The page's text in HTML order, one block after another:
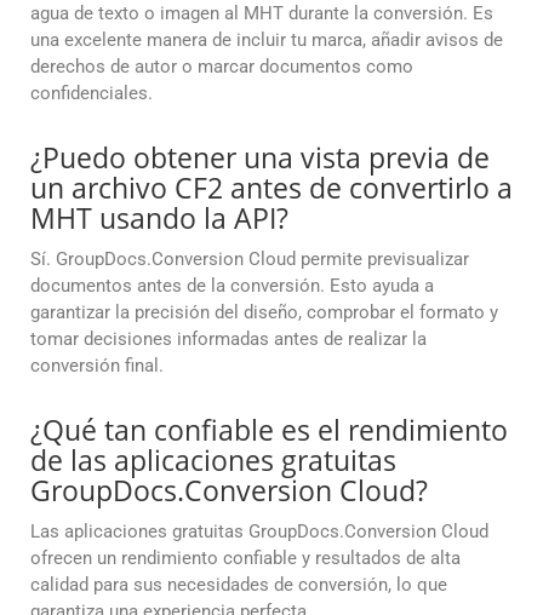
agua de texto o imagen al MHT durante la conversión. Es
una excelente manera de incluir tu marca, añadir avisos de
derechos de autor o marcar documentos como
confidenciales.
¿Puedo obtener una vista previa de
un archivo CF2 antes de convertirlo a
MHT usando la API?
Sí. GroupDocs.Conversion Cloud permite previsualizar
documentos antes de la conversión. Esto ayuda a
garantizar la precisión del diseño, comprobar el formato y
tomar decisiones informadas antes de realizar la
conversión final.
¿Qué tan confiable es el rendimiento
de las aplicaciones gratuitas
GroupDocs.Conversion Cloud?
Las aplicaciones gratuitas GroupDocs.Conversion Cloud
ofrecen un rendimiento confiable y resultados de alta
calidad para sus necesidades de conversión, lo que